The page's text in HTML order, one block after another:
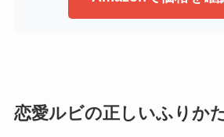
恋愛ルビの正しいふりか